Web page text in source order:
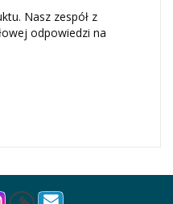
Nasz zespół z
odpowiedzi na